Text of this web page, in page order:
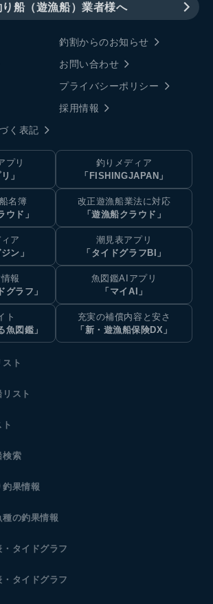
り船（遊漁船）業者様へ
釣割からのお知らせ
お問い合わせ
プライバシーポリシー
採用情報
く表記
プリ
」
釣りメディア
「FISHINGJAPAN」
名簿
ウド」
改正遊漁船業法に対応
「遊漁船クラウド」
ア
ン」
潮見表アプリ
「タイドグラフBI」
報
グラフ」
魚図鑑AIアプリ
「マイAI」
ト
魚図鑑」
充実の補償内容と安さ
「新・遊漁船保険DX」
ト
スト
検索
果情報
の釣果情報
・タイドグラフ
タイドグラフ